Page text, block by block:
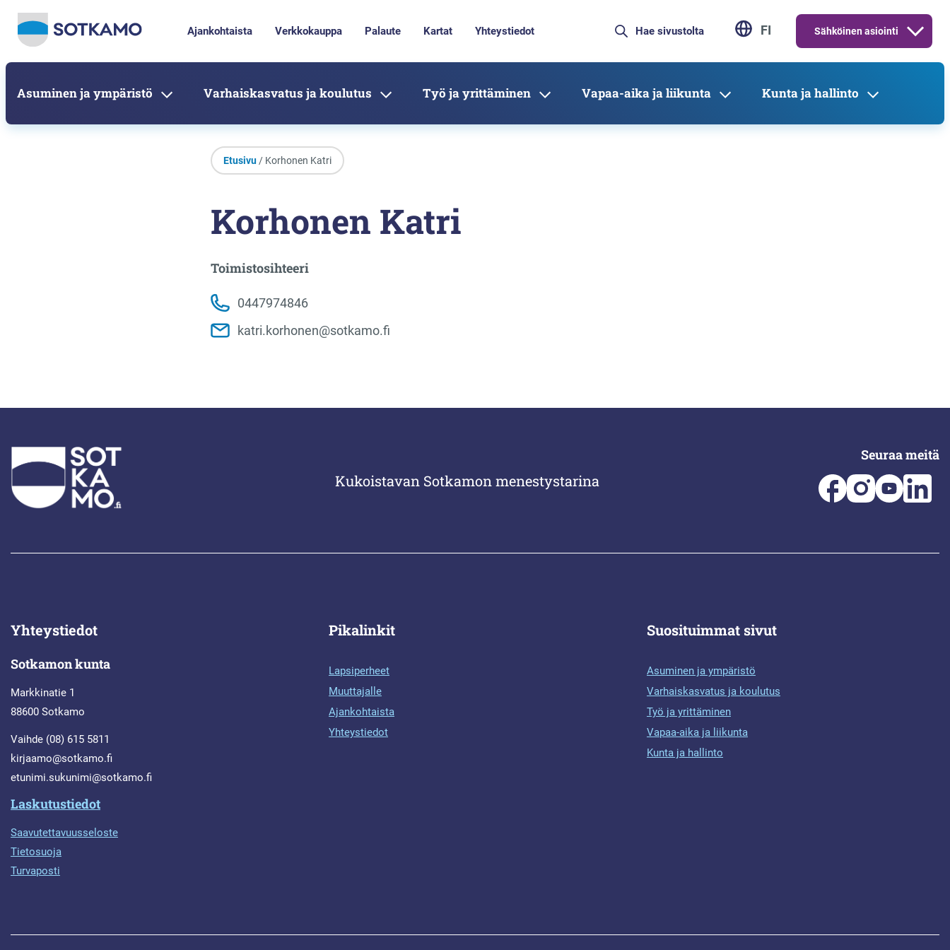
Ajankohtaista Verkkokauppa Palaute Kartat Yhteystiedot FI Sähköinen asiointi
Asuminen ja ympäristö Varhaiskasvatus ja koulutus Työ ja yrittäminen Vapaa-aika ja liikunta Kunta ja hallinto
Etusivu/ Korhonen Katri
Korhonen Katri
Toimistosihteeri
0447974846
katri.korhonen@sotkamo.fi
Kukoistavan Sotkamon menestystarina
Seuraa meitä
Yhteystiedot
Sotkamon kunta
Markkinatie 1
88600 Sotkamo
Vaihde (08) 615 5811
kirjaamo@sotkamo.fi
etunimi.sukunimi@sotkamo.fi
Laskutustiedot
Saavutettavuusseloste
Tietosuoja
Turvaposti
Pikalinkit
Lapsiperheet
Muuttajalle
Ajankohtaista
Yhteystiedot
Suosituimmat sivut
Asuminen ja ympäristö
Varhaiskasvatus ja koulutus
Työ ja yrittäminen
Vapaa-aika ja liikunta
Kunta ja hallinto